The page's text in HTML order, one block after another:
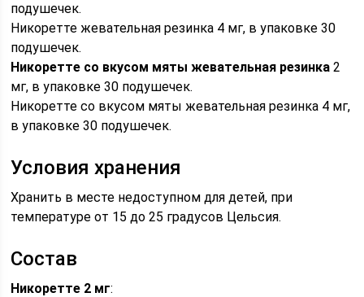
подушечек.
Никоретте жевательная резинка 4 мг, в упаковке 30
подушечек.
Никоретте со вкусом мяты жевательная резинка 2
мг, в упаковке 30 подушечек.
Никоретте со вкусом мяты жевательная резинка 4 мг,
в упаковке 30 подушечек.
Условия хранения
Хранить в месте недоступном для детей, при
температуре от 15 до 25 градусов Цельсия.
Состав
Никоретте 2 мг: